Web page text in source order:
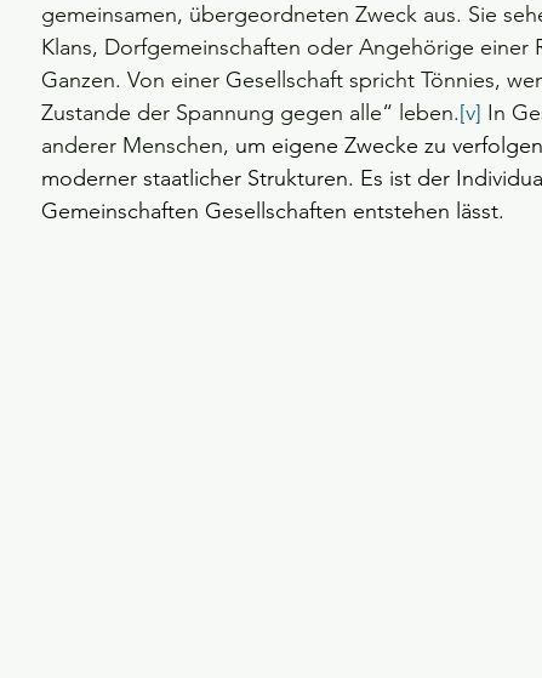
gemeinsamen, übergeordneten Zweck aus. Sie
Klans, Dorfgemeinschaften oder Angehörige einer
Ganzen. Von einer Gesellschaft spricht Tönnies,
Zustande der Spannung gegen alle“ leben.[v] In
anderer Menschen, um eigene Zwecke zu
moderner staatlicher Strukturen. Es ist der
Gemeinschaften Gesellschaften entstehen lässt.